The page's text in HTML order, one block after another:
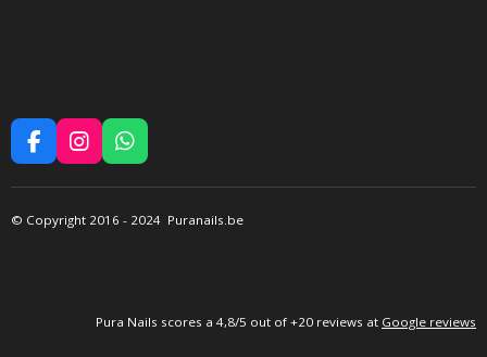
F
A
C
E
B
I
N
S
T
A
W
H
A
T
S
© Copyright 2016 - 2024 Puranails.be
Pura Nails scores a 4,8/5 out of +20 reviews at Google reviews